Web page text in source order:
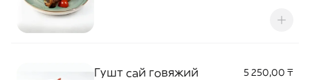
Гушт сай говяжий
5 250,00 ₸